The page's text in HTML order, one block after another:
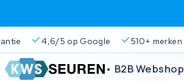
4,6/5 op Google 510+ merken
• B2B Webshop